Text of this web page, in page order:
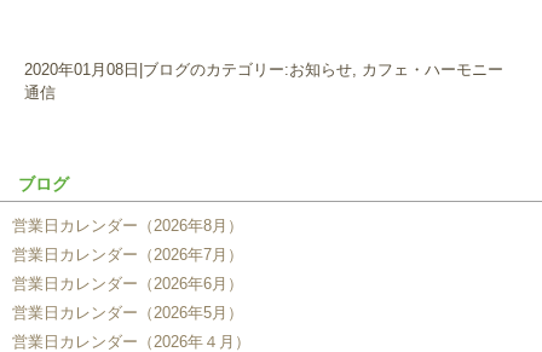
2020年01月08日 ブログのカテゴリー:お知らせ, カフェ・ハーモニー
通信
ブログ
営業日カレンダー（2026年8月）
営業日カレンダー（2026年7月）
営業日カレンダー（2026年6月）
営業日カレンダー（2026年5月）
営業日カレンダー（2026年４月）